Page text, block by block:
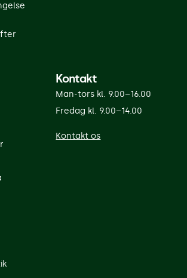
Kontakt
Man-tors kl. 9.00–16.00
Fredag kl. 9.00–14.00
Kontakt os